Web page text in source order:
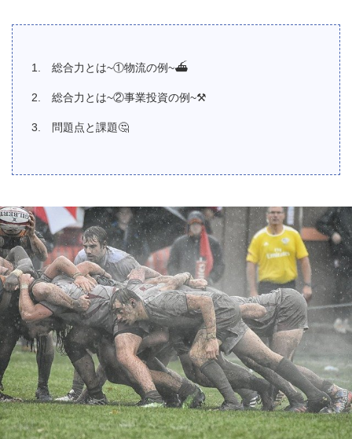
総合力とは~①物流の例~⛴
総合力とは~②事業投資の例~⚒
問題点と課題🤔